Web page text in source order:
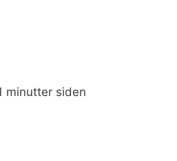
minutter siden